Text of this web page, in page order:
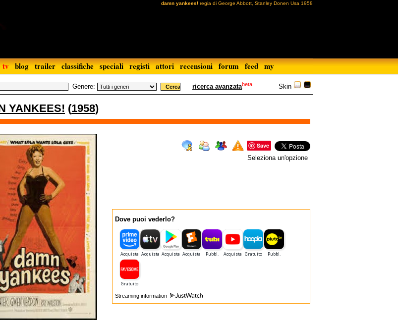
damn yankees! regia di George Abbott, Stanley Donen Usa 1958
tv blog trailer classifiche speciali registi attori recensioni forum feed my
Skin
Genere: ricerca avanzatabeta
YANKEES! (1958)
Save
Seleziona un'opzione
Dove puoi vederlo?
Streaming information